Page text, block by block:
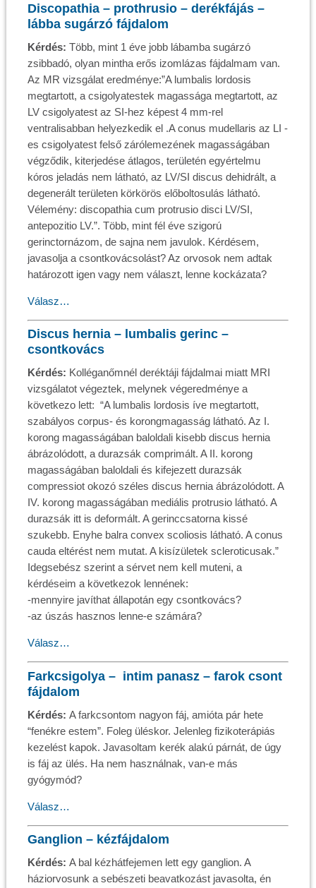
Discopathia – prothrusio – derékfájás –
lábba sugárzó fájdalom
Kérdés: Több, mint 1 éve jobb lábamba sugárzó
zsibbadó, olyan mintha erős izomlázas fájdalmam van.
Az MR vizsgálat eredménye:”A lumbalis lordosis
megtartott, a csigolyatestek magassága megtartott, az
LV csigolyatest az SI-hez képest 4 mm-rel
ventralisabban helyezkedik el .A conus mudellaris az LI -
es csigolyatest felső zárólemezének magasságában
végződik, kiterjedése átlagos, területén egyértelmu
kóros jeladás nem látható, az LV/SI discus dehidrált, a
degenerált területen körkörös előboltosulás látható.
Vélemény: discopathia cum protrusio disci LV/SI,
antepozitio LV.”. Több, mint fél éve szigorú
gerinctornázom, de sajna nem javulok. Kérdésem,
javasolja a csontkovácsolást? Az orvosok nem adtak
határozott igen vagy nem választ, lenne kockázata?
Válasz…
Discus hernia – lumbalis gerinc –
csontkovács
Kérdés: Kolléganőmnél deréktáji fájdalmai miatt MRI
vizsgálatot végeztek, melynek végeredménye a
következo lett: “A lumbalis lordosis íve megtartott,
szabályos corpus- és korongmagasság látható. Az I.
korong magasságában baloldali kisebb discus hernia
ábrázolódott, a durazsák comprimált. A II. korong
magasságában baloldali és kifejezett durazsák
compressiot okozó széles discus hernia ábrázolódott. A
IV. korong magasságában mediális protrusio látható. A
durazsák itt is deformált. A gerinccsatorna kissé
szukebb. Enyhe balra convex scoliosis látható. A conus
cauda eltérést nem mutat. A kisízületek scleroticusak.”
Idegsebész szerint a sérvet nem kell muteni, a
kérdéseim a következok lennének:
-mennyire javíthat állapotán egy csontkovács?
-az úszás hasznos lenne-e számára?
Válasz…
Farkcsigolya – intim panasz – farok csont
fájdalom
Kérdés: A farkcsontom nagyon fáj, amióta pár hete
“fenékre estem”. Foleg üléskor. Jelenleg fizikoterápiás
kezelést kapok. Javasoltam kerék alakú párnát, de úgy
is fáj az ülés. Ha nem használnak, van-e más
gyógymód?
Válasz…
Ganglion – kézfájdalom
Kérdés: A bal kézhátfejemen lett egy ganglion. A
háziorvosunk a sebészeti beavatkozást javasolta, én